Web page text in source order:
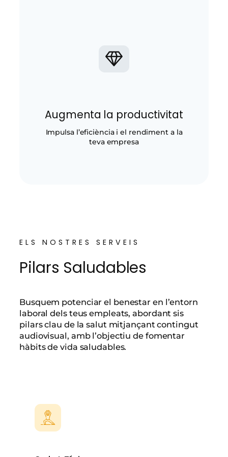
Augmenta la productivitat
Impulsa l’eficiència i el rendiment a la
teva empresa
ELS NOSTRES SERVEIS
Pilars Saludables
Busquem potenciar el benestar en l’entorn
laboral dels teus empleats, abordant sis
pilars clau de la salut mitjançant contingut
audiovisual, amb l’objectiu de fomentar
hàbits de vida saludables.